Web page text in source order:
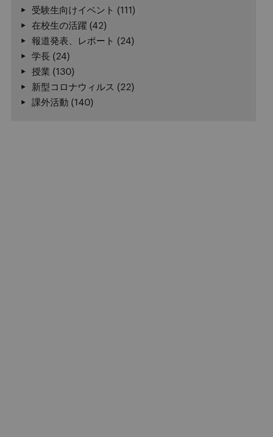
受験生向けイベント (111)
在校生の活躍 (42)
報道発表、レポート (24)
学長 (24)
授業 (130)
新型コロナウィルス (22)
課外活動 (140)